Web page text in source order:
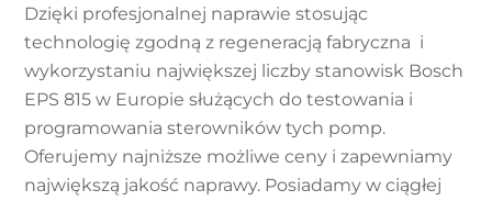
Dzięki profesjonalnej naprawie stosując
technologię zgodną z regeneracją fabryczna i
wykorzystaniu największej liczby stanowisk Bosch
EPS 815 w Europie służących do testowania i
programowania sterowników tych pomp.
Oferujemy najniższe możliwe ceny i zapewniamy
największą jakość naprawy. Posiadamy w ciągłej